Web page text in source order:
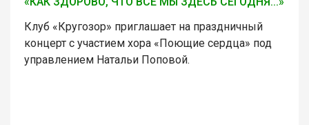
Клуб «Кругозор» приглашает на праздничный
концерт с участием хора «Поющие сердца» под
управлением Натальи Поповой.